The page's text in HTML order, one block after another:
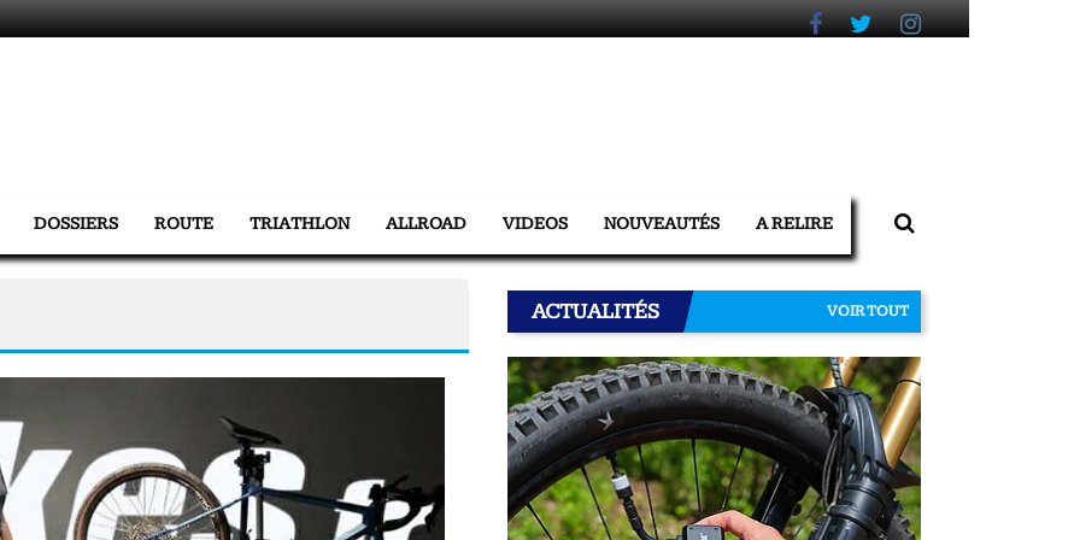
DOSSIERS ROUTE TRIATHLON ALLROAD VIDEOS NOUVEAUTÉS A RELIRE
ACTUALITÉS VOIR TOUT